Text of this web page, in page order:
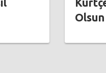
Olsun